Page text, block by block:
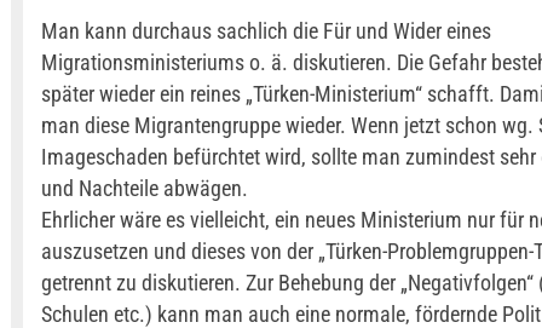
Man kann durchaus sachlich die Für und Wider eines
Migrationsministeriums o. ä. diskutieren. Die Gefahr
später wieder ein reines „Türken-Ministerium“ schafft.
man diese Migrantengruppe wieder. Wenn jetzt schon wg.
Imageschaden befürchtet wird, sollte man zumindest sehr
und Nachteile abwägen.
Ehrlicher wäre es vielleicht, ein neues Ministerium nur für
auszusetzen und dieses von der „Türken-Problemgruppen-
getrennt zu diskutieren. Zur Behebung der „Negativfolgen“
Schulen etc.) kann man auch eine normale, fördernde